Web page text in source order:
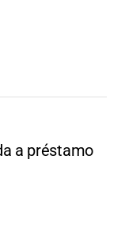
a préstamo